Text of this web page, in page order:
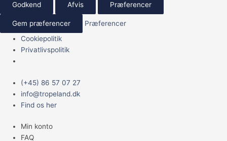
Godkend Afvis Præferencer
Gem præferencer
Præferencer
Cookiepolitik
Privatlivspolitik
(+45) 86 57 07 27
info@tropeland.dk
Find os her
Min konto
FAQ
Main
Menu